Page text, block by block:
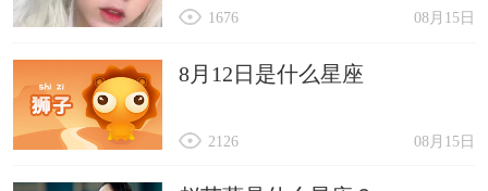
08月15日
1676
8月12日是什么星座
08月15日
2126